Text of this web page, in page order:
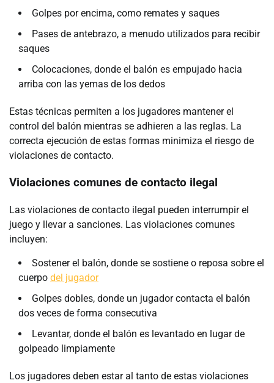
Golpes por encima, como remates y saques
Pases de antebrazo, a menudo utilizados para recibir
saques
Colocaciones, donde el balón es empujado hacia
arriba con las yemas de los dedos
Estas técnicas permiten a los jugadores mantener el
control del balón mientras se adhieren a las reglas. La
correcta ejecución de estas formas minimiza el riesgo de
violaciones de contacto.
Violaciones comunes de contacto ilegal
Las violaciones de contacto ilegal pueden interrumpir el
juego y llevar a sanciones. Las violaciones comunes
incluyen:
Sostener el balón, donde se sostiene o reposa sobre el
cuerpo del jugador
Golpes dobles, donde un jugador contacta el balón
dos veces de forma consecutiva
Levantar, donde el balón es levantado en lugar de
golpeado limpiamente
Los jugadores deben estar al tanto de estas violaciones